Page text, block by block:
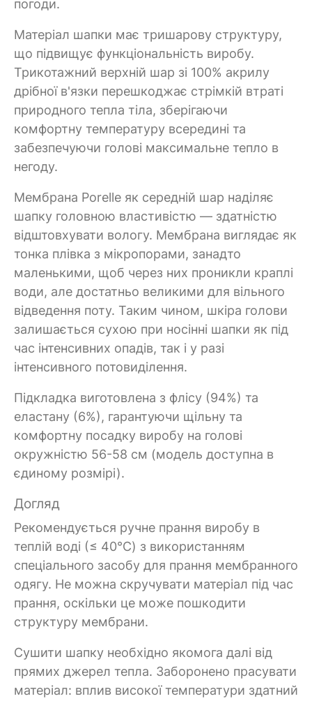
погоди.
Матеріал шапки має тришарову структуру,
що підвищує функціональність виробу.
Трикотажний верхній шар зі 100% акрилу
дрібної в'язки перешкоджає стрімкій втраті
природного тепла тіла, зберігаючи
комфортну температуру всередині та
забезпечуючи голові максимальне тепло в
негоду.
Мембрана Porelle як середній шар наділяє
шапку головною властивістю — здатністю
відштовхувати вологу. Мембрана виглядає як
тонка плівка з мікропорами, занадто
маленькими, щоб через них проникли краплі
води, але достатньо великими для вільного
відведення поту. Таким чином, шкіра голови
залишається сухою при носінні шапки як під
час інтенсивних опадів, так і у разі
інтенсивного потовиділення.
Підкладка виготовлена з флісу (94%) та
еластану (6%), гарантуючи щільну та
комфортну посадку виробу на голові
окружністю 56-58 см (модель доступна в
єдиному розмірі).
Догляд
Рекомендується ручне прання виробу в
теплій воді (≤ 40°C) з використанням
спеціального засобу для прання мембранного
одягу. Не можна скручувати матеріал під час
прання, оскільки це може пошкодити
структуру мембрани.
Сушити шапку необхідно якомога далі від
прямих джерел тепла. Заборонено прасувати
матеріал: вплив високої температури здатний